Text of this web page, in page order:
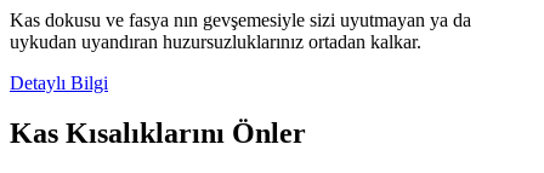
Kas dokusu ve fasya nın gevşemesiyle sizi uyutmayan ya da
uykudan uyandıran huzursuzluklarınız ortadan kalkar.
Detaylı Bilgi
Kas Kısalıklarını Önler